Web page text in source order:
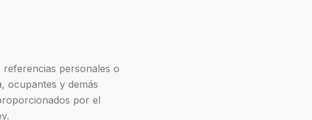
personales o
ocupantes y demás
por el